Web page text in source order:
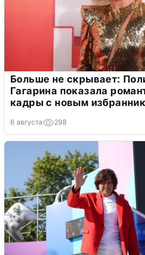
Больше не скрывает:
Гагарина показала
кадры с новым
6 августа 298